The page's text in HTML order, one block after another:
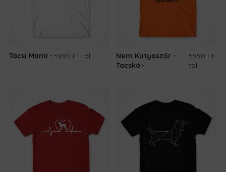
Tacsi Mami 5990 Ft-tól
Nem Kutyaszőr -
Tacskó
5990 Ft-
tól